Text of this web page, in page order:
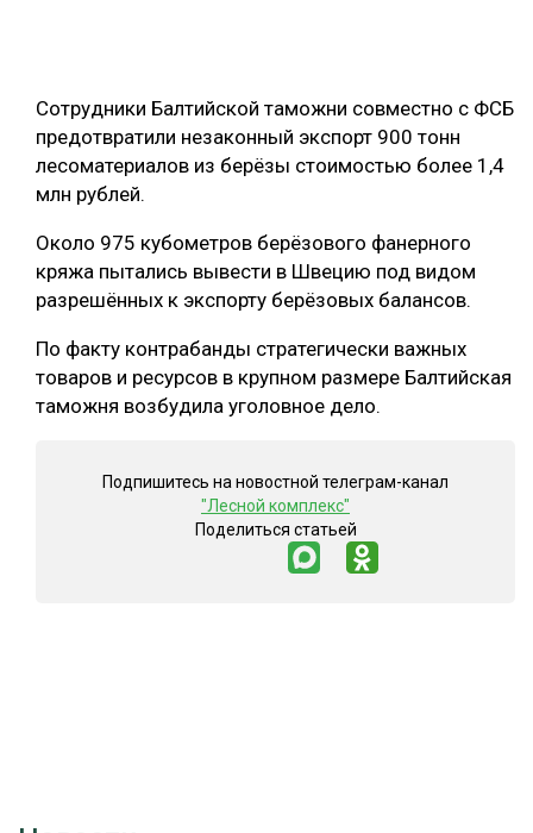
ЦИФРОВАЯ СРЕДА
БИОЭНЕРГЕТИКА
ЛЕСОВОССТАНОВЛЕНИЕ И ЗАЩИТА
ЛОГИСТИКА
ПРОИЗВОДСТВО ДРЕВЕСНЫХ ПЛИТ
КОМПЛЕКСНАЯ ПЕРЕРАБОТКА
ДЕРЕВЯННОЕ ДОМОСТРОЕНИЕ
БЕЗОПАСНОЕ ПРОИЗВОДСТВО
РУБРИКИ
ТЕМАТИЧЕСКИЕ ПРОЕКТЫ
Сотрудники Балтийской таможни совместно с ФСБ
предотвратили незаконный экспорт 900 тонн
лесоматериалов из берёзы стоимостью более 1,4
млн рублей.
Около 975 кубометров берёзового фанерного
кряжа пытались вывести в Швецию под видом
разрешённых к экспорту берёзовых балансов.
По факту контрабанды стратегически важных
товаров и ресурсов в крупном размере Балтийская
таможня возбудила уголовное дело.
Подпишитесь на новостной телеграм-канал
"Лесной комплекс"
Поделиться статьей